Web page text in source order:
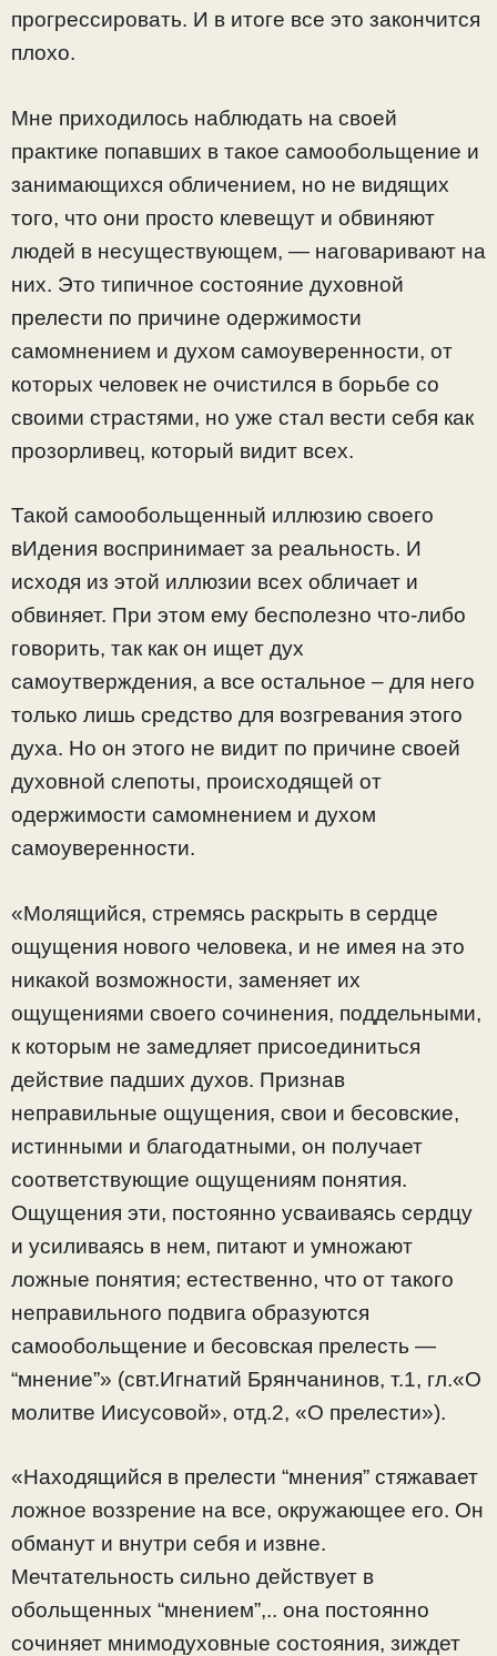
прогрессировать. И в итоге все это закончится
плохо.
Мне приходилось наблюдать на своей
практике попавших в такое самообольщение и
занимающихся обличением, но не видящих
того, что они просто клевещут и обвиняют
людей в несуществующем, — наговаривают на
них. Это типичное состояние духовной
прелести по причине одержимости
самомнением и духом самоуверенности, от
которых человек не очистился в борьбе со
своими страстями, но уже стал вести себя как
прозорливец, который видит всех.
Такой самообольщенный иллюзию своего
вИдения воспринимает за реальность. И
исходя из этой иллюзии всех обличает и
обвиняет. При этом ему бесполезно что-либо
говорить, так как он ищет дух
самоутверждения, а все остальное – для него
только лишь средство для возгревания этого
духа. Но он этого не видит по причине своей
духовной слепоты, происходящей от
одержимости самомнением и духом
самоуверенности.
«Молящийся, стремясь раскрыть в сердце
ощущения нового человека, и не имея на это
никакой возможности, заменяет их
ощущениями своего сочинения, поддельными,
к которым не замедляет присоединиться
действие падших духов. Признав
неправильные ощущения, свои и бесовские,
истинными и благодатными, он получает
соответствующие ощущениям понятия.
Ощущения эти, постоянно усваиваясь сердцу
и усиливаясь в нем, питают и умножают
ложные понятия; естественно, что от такого
неправильного подвига образуются
самообольщение и бесовская прелесть —
“мнение”» (свт.Игнатий Брянчанинов, т.1, гл.«О
молитве Иисусовой», отд.2, «О прелести»).
«Находящийся в прелести “мнения” стяжавает
ложное воззрение на все, окружающее его. Он
обманут и внутри себя и извне.
Мечтательность сильно действует в
обольщенных “мнением”,.. она постоянно
сочиняет мнимодуховные состояния, зиждет